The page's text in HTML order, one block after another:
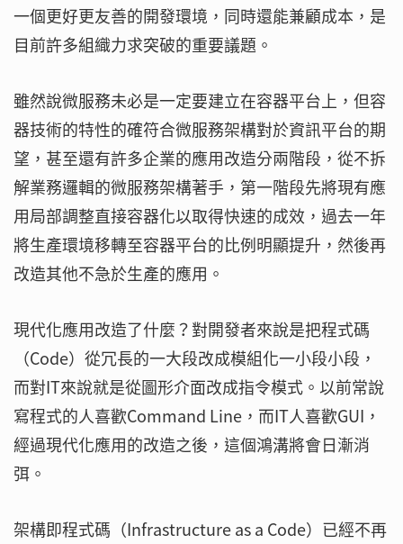
一個更好更友善的開發環境，同時還能兼顧成本，是
目前許多組織力求突破的重要議題。
雖然說微服務未必是一定要建立在容器平台上，但容
器技術的特性的確符合微服務架構對於資訊平台的期
望，甚至還有許多企業的應用改造分兩階段，從不拆
解業務邏輯的微服務架構著手，第一階段先將現有應
用局部調整直接容器化以取得快速的成效，過去一年
將生產環境移轉至容器平台的比例明顯提升，然後再
改造其他不急於生產的應用。
現代化應用改造了什麼？對開發者來說是把程式碼
（Code）從冗長的一大段改成模組化一小段小段，
而對IT來說就是從圖形介面改成指令模式。以前常說
寫程式的人喜歡Command Line，而IT人喜歡GUI，
經過現代化應用的改造之後，這個鴻溝將會日漸消
弭。
架構即程式碼（Infrastructure as a Code）已經不再